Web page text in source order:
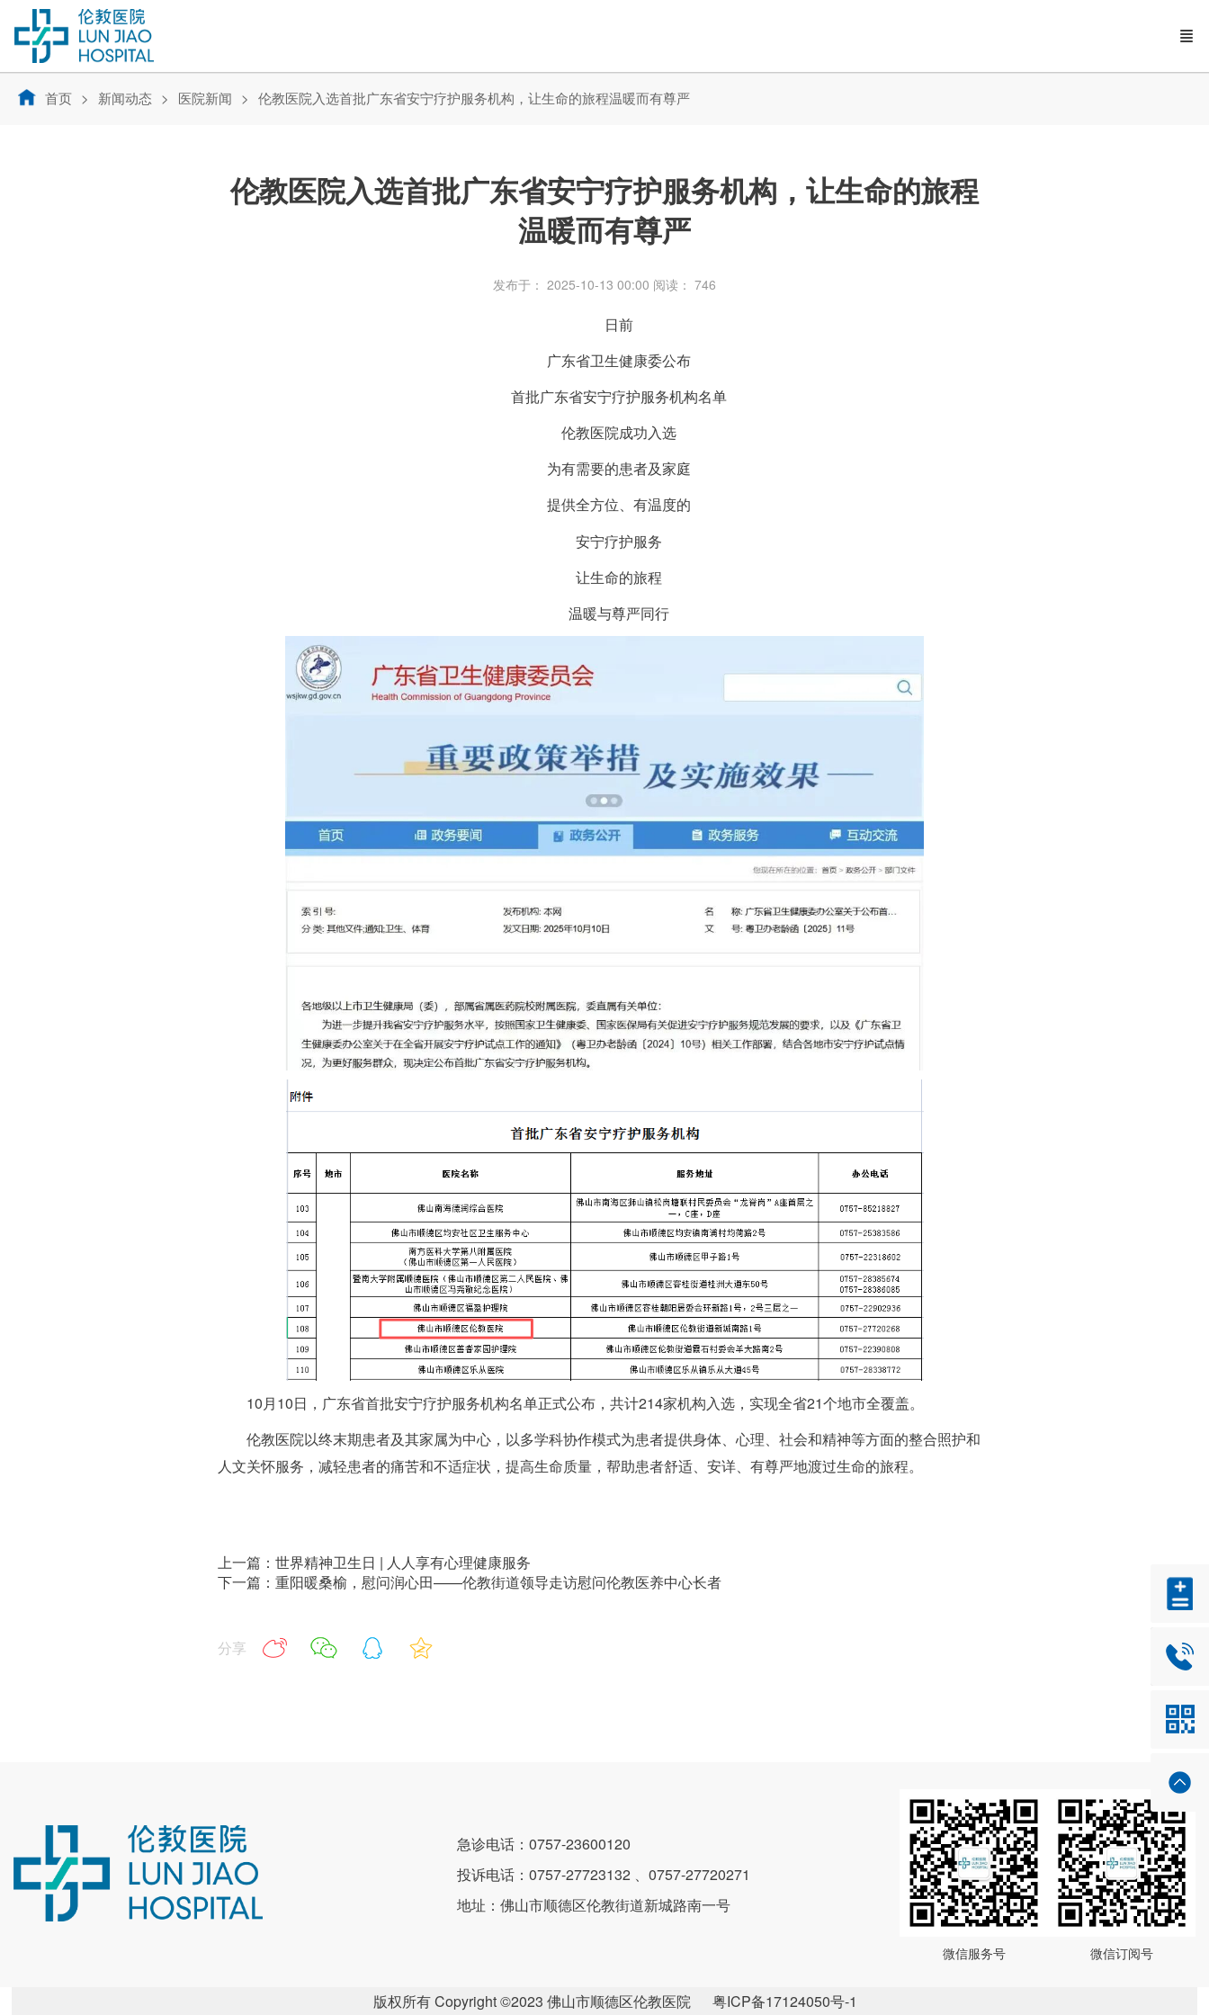
首页 新闻动态 医院新闻 伦教医院入选首批广东省安宁疗护服务机构，让生命的旅程温暖而有尊严
伦教医院入选首批广东省安宁疗护服务机构，让生命的旅程
温暖而有尊严
发布于： 2025-10-13 00:00 阅读： 746
日前
广东省卫生健康委公布
首批广东省安宁疗护服务机构名单
伦教医院成功入选
为有需要的患者及家庭
提供全方位、有温度的
安宁疗护服务
让生命的旅程
温暖与尊严同行
10月10日， 广东省首批安宁疗护服务机构名单正式公布， 共计214家机构入选，实现全省21个地市全覆盖。
伦教医院以终末期患者及其家属为中心，以多学科协作模式为患者提供身体、心理、社会和精神等方面的整合照护和
人文关怀服务 ，减轻患者的痛苦和不适症状，提高生命质量，帮助患者舒适、安详、有尊严地渡过生命的旅程。
上一篇：世界精神卫生日 | 人人享有心理健康服务
下一篇：重阳暖桑榆，慰问润心田——伦教街道领导走访慰问伦教医养中心长者
分享
急诊电话：0757-23600120
投诉电话：0757-27723132 、0757-27720271
地址：佛山市顺德区伦教街道新城路南一号
微信服务号 微信订阅号
版权所有 Copyright ©2023 佛山市顺德区伦教医院 粤ICP备17124050号-1
0757-